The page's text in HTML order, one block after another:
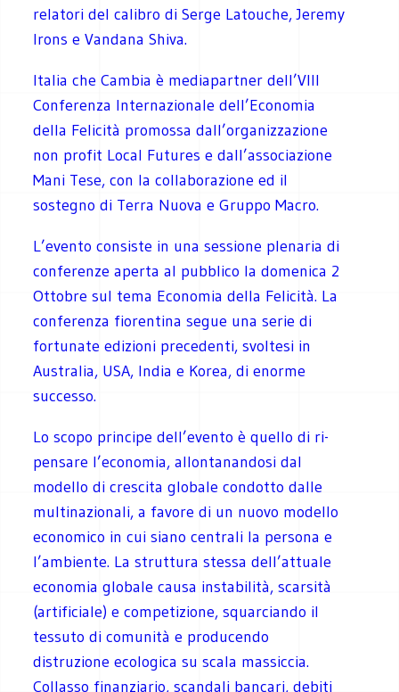
relatori del calibro di Serge Latouche, Jeremy
Irons e Vandana Shiva.
Italia che Cambia è mediapartner dell’VIII
Conferenza Internazionale dell’Economia
della Felicità promossa dall’organizzazione
non profit Local Futures e dall’associazione
Mani Tese, con la collaborazione ed il
sostegno di Terra Nuova e Gruppo Macro.
L’evento consiste in una sessione plenaria di
conferenze aperta al pubblico la domenica 2
Ottobre sul tema Economia della Felicità. La
conferenza fiorentina segue una serie di
fortunate edizioni precedenti, svoltesi in
Australia, USA, India e Korea, di enorme
successo.
Lo scopo principe dell’evento è quello di ri-
pensare l’economia, allontanandosi dal
modello di crescita globale condotto dalle
multinazionali, a favore di un nuovo modello
economico in cui siano centrali la persona e
l’ambiente. La struttura stessa dell’attuale
economia globale causa instabilità, scarsità
(artificiale) e competizione, squarciando il
tessuto di comunità e producendo
distruzione ecologica su scala massiccia.
Collasso finanziario, scandali bancari, debiti